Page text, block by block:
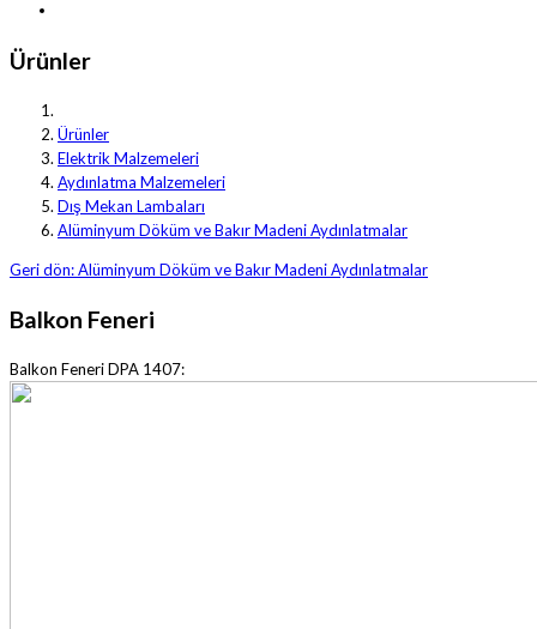
Ürünler
Ürünler
Elektrik Malzemeleri
Aydınlatma Malzemeleri
Dış Mekan Lambaları
Alüminyum Döküm ve Bakır Madeni Aydınlatmalar
Geri dön: Alüminyum Döküm ve Bakır Madeni Aydınlatmalar
Balkon Feneri
Balkon Feneri DPA 1407: